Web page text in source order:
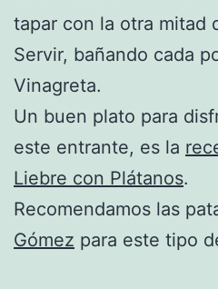
tapar con la otra mitad
Servir, bañando cada
Vinagreta.
Un buen plato para
este entrante, es la
Liebre con Plátanos.
Recomendamos las
Gómez para este tipo